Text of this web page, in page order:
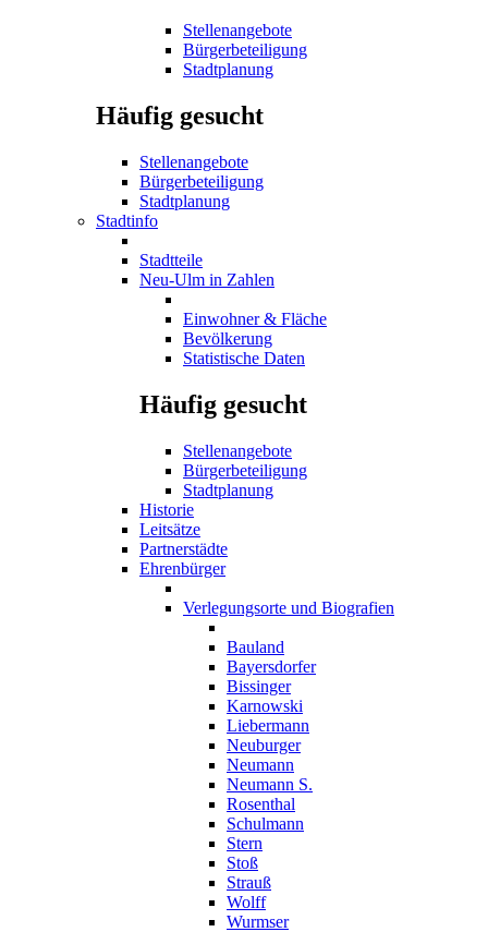
Stellenangebote
Bürgerbeteiligung
Stadtplanung
Häufig gesucht
Stellenangebote
Bürgerbeteiligung
Stadtplanung
Stadtinfo
Stadtteile
Neu-Ulm in Zahlen
Einwohner & Fläche
Bevölkerung
Statistische Daten
Häufig gesucht
Stellenangebote
Bürgerbeteiligung
Stadtplanung
Historie
Leitsätze
Partnerstädte
Ehrenbürger
Verlegungsorte und Biografien
Bauland
Bayersdorfer
Bissinger
Karnowski
Liebermann
Neuburger
Neumann
Neumann S.
Rosenthal
Schulmann
Stern
Stoß
Strauß
Wolff
Wurmser